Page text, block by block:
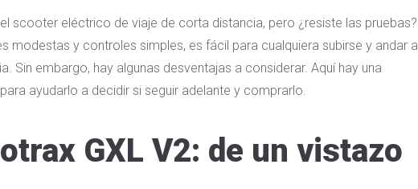
scooter eléctrico de viaje de corta distancia, pero ¿resiste las pruebas?
modestas y controles simples, es fácil para cualquiera subirse y andar a
Sin embargo, hay algunas desventajas a considerar. Aquí hay una
ayudarlo a decidir si seguir adelante y comprarlo.
GXL V2: de un vistazo